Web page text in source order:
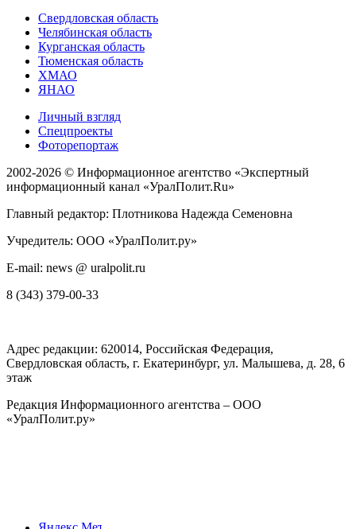
Свердловская область
Челябинская область
Курганская область
Тюменская область
ХМАО
ЯНАО
Личный взгляд
Спецпроекты
Фоторепортаж
2002-2026 © Информационное агентство «Экспертный
информационный канал «УралПолит.Ru»
Главный редактор: Плотникова Надежда Семеновна
Учредитель: ООО «УралПолит.ру»
E-mail: news @ uralpolit.ru
8 (343) 379-00-33
Адрес редакции: 620014, Российская Федерация,
Свердловская область, г. Екатеринбург, ул. Малышева, д. 28, 6
этаж
Редакция Информационного агентства – ООО
«УралПолит.ру»